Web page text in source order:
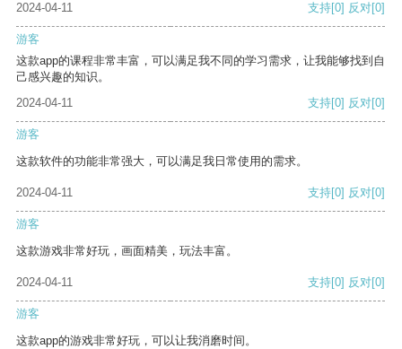
2024-04-11 支持[0] 反对[0]
游客
这款app的课程非常丰富，可以满足我不同的学习需求，让我能够找到自
己感兴趣的知识。
2024-04-11
支持[0] 反对[0]
游客
这款软件的功能非常强大，可以满足我日常使用的需求。
2024-04-11 支持[0] 反对[0]
游客
这款游戏非常好玩，画面精美，玩法丰富。
2024-04-11 支持[0] 反对[0]
游客
这款app的游戏非常好玩，可以让我消磨时间。